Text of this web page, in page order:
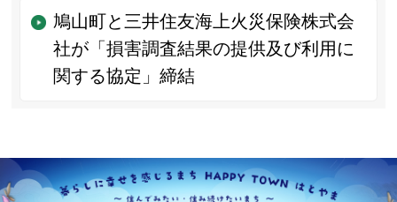
鳩山町と三井住友海上火災保険株式会
社が「損害調査結果の提供及び利用に
関する協定」締結